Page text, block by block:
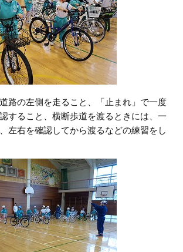
路の左側を走ること、「止まれ」で一度
すること、横断歩道を渡るときには、一
左右を確認してから渡るなどの練習をし